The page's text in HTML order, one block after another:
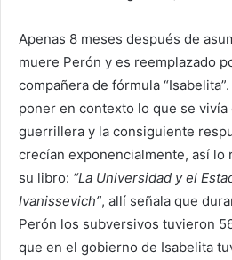
Apenas 8 meses después de
muere Perón y es reemplazado
compañera de fórmula
poner en contexto lo que se vivía
guerrillera y la consiguiente
crecían exponencialmente, así lo
su libro: “La Universidad y el
Ivanissevich”, allí señala que
Perón los subversivos tuvieron
que en el gobierno de Isabelita